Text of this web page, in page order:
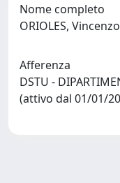
Nome completo
ORIOLES, Vincenzo
Afferenza
DSTU -
(attivo dal 01/01/